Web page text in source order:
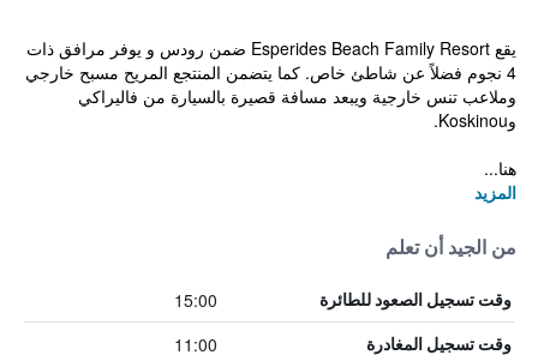
يقع Esperides Beach Family Resort ضمن رودس و يوفر مرافق ذات
4 نجوم فضلاً عن شاطئ خاص. كما يتضمن المنتجع المريح مسبح خارجي
وملاعب تنس خارجية ويبعد مسافة قصيرة بالسيارة من فاليراكي
وKoskinou.
هنا...
المزيد
من الجيد أن تعلم
وقت تسجيل الصعود للطائرة 15:00
وقت تسجيل المغادرة 11:00